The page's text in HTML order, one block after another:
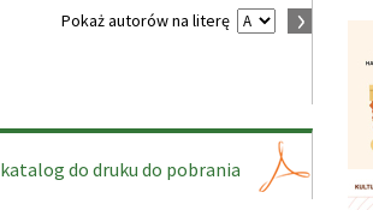
Pokaż autorów na literę
katalog do druku do pobrania